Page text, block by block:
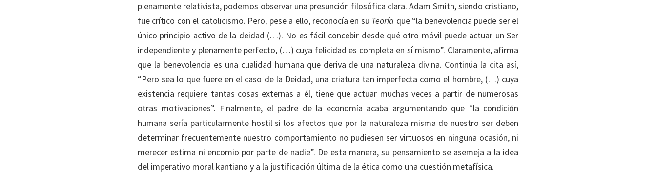
plenamente relativista, podemos observar una presunción filosófica clara. Adam Smith, siendo cristiano,
fue crítico con el catolicismo. Pero, pese a ello, reconocía en su Teoría que “la benevolencia puede ser el
único principio activo de la deidad (…). No es fácil concebir desde qué otro móvil puede actuar un Ser
independiente y plenamente perfecto, (…) cuya felicidad es completa en sí mismo”. Claramente, afirma
que la benevolencia es una cualidad humana que deriva de una naturaleza divina. Continúa la cita así,
“Pero sea lo que fuere en el caso de la Deidad, una criatura tan imperfecta como el hombre, (…) cuya
existencia requiere tantas cosas externas a él, tiene que actuar muchas veces a partir de numerosas
otras motivaciones”. Finalmente, el padre de la economía acaba argumentando que “la condición
humana sería particularmente hostil si los afectos que por la naturaleza misma de nuestro ser deben
determinar frecuentemente nuestro comportamiento no pudiesen ser virtuosos en ninguna ocasión, ni
merecer estima ni encomio por parte de nadie”. De esta manera, su pensamiento se asemeja a la idea
del imperativo moral kantiano y a la justificación última de la ética como una cuestión metafísica.